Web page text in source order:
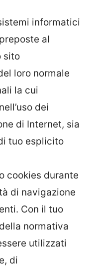
informatici
al
sito
loro normale
la cui
dei
di Internet, sia
tuo esplicito
cookies durante
di navigazione
Con il tuo
normativa
utilizzati
di